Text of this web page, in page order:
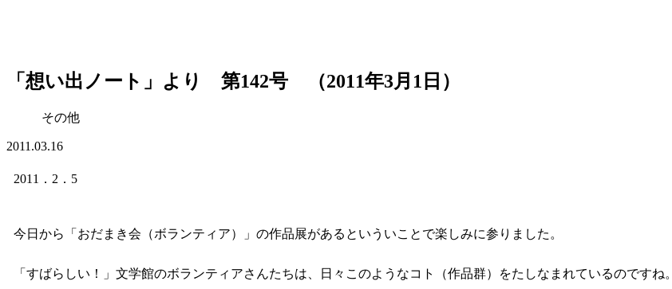
「想い出ノート」より 第142号 （2011年3月1日）
その他
2011.03.16
2011．2．5
今日から「おだまき会（ボランティア）」の作品展があるといういことで楽しみに参りました。
「すばらしい！」文学館のボランティアさんたちは、日々このようなコト（作品群）をたしなまれているのですね。